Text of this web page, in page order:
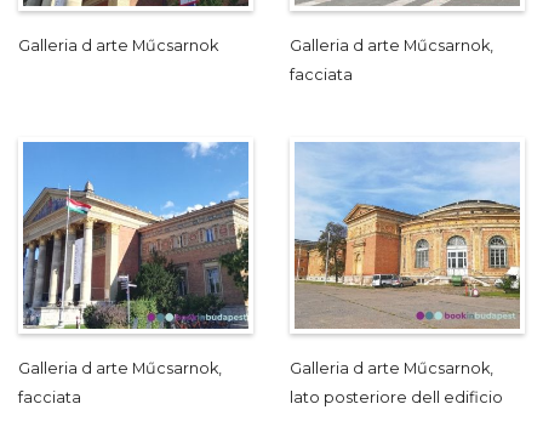
Galleria d arte Műcsarnok
Galleria d arte Műcsarnok,
facciata
Galleria d arte Műcsarnok,
facciata
Galleria d arte Műcsarnok,
lato posteriore dell edificio